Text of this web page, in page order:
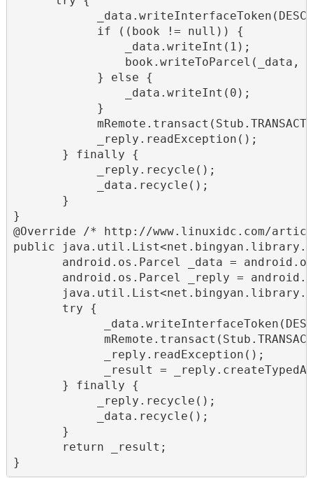
            if ((book != null)) {
                _data.writeInt(1);
book.writeToParcel(_data,
            } else {
                _data.writeInt(0);
            }
            _reply.readException();
       } finally {
            _reply.recycle();
            _data.recycle();
       }
}
@Override /* http://www.linuxidc.com/
public
android.os.Parcel _data =
android.os.Parcel _reply =
       try {
             _reply.readException();
_result =
       } finally {
            _reply.recycle();
            _data.recycle();
       }
       return _result;
}